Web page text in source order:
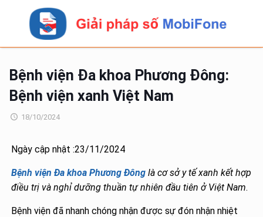
Bệnh viện Đa khoa Phương Đông:
Bệnh viện xanh Việt Nam
18/10/2024
Ngày cập nhật :23/11/2024
Bệnh viện Đa khoa Phương Đông là cơ sở y tế xanh kết hợp
điều trị và nghỉ dưỡng thuần tự nhiên đầu tiên ở Việt Nam.
Bệnh viện đã nhanh chóng nhận được sự đón nhận nhiệt